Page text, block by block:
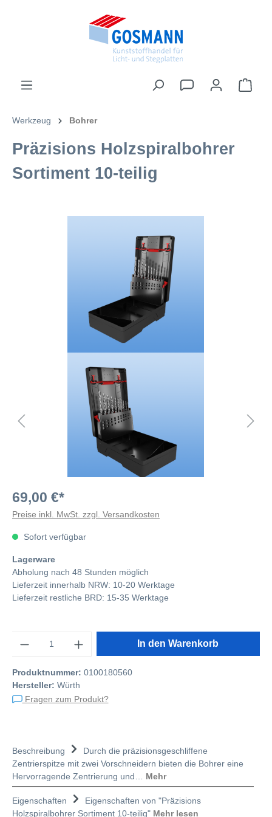
Werkzeug Bohrer
Präzisions Holzspiralbohrer
Sortiment 10-teilig
69,00 €*
Preise inkl. MwSt. zzgl. Versandkosten
Sofort verfügbar
Lagerware
Abholung nach 48 Stunden möglich
Lieferzeit innerhalb NRW: 10-20 Werktage
Lieferzeit restliche BRD: 15-35 Werktage
In den Warenkorb
Produktnummer: 0100180560
Hersteller: Würth
Fragen zum Produkt?
Beschreibung
Durch die präzisionsgeschliffene
Zentrierspitze mit zwei Vorschneidern bieten die Bohrer eine
Hervorragende Zentrierung und… Mehr
Eigenschaften
Eigenschaften von "Präzisions
Holzspiralbohrer Sortiment 10-teilig" Mehr lesen